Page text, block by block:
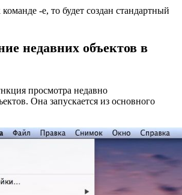
-e, то будет создан стандартный
недавних объектов в
просмотра недавно
Она запускается из основного